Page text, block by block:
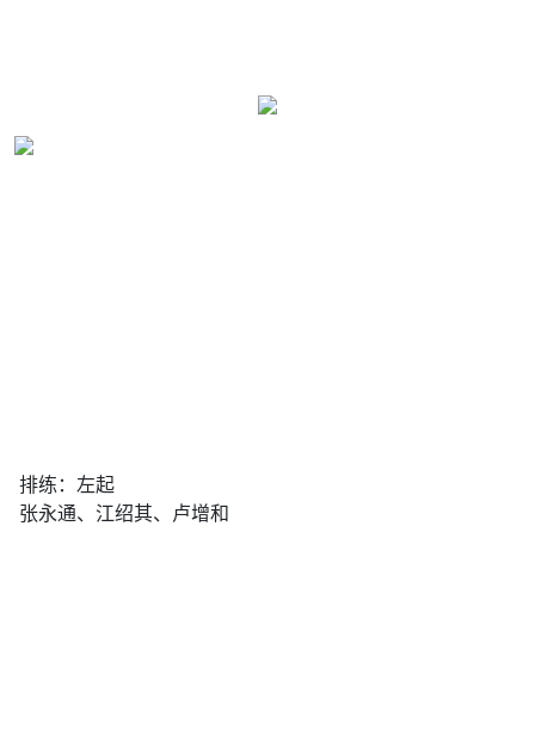
排练：左起
张永通、江绍其、卢增和